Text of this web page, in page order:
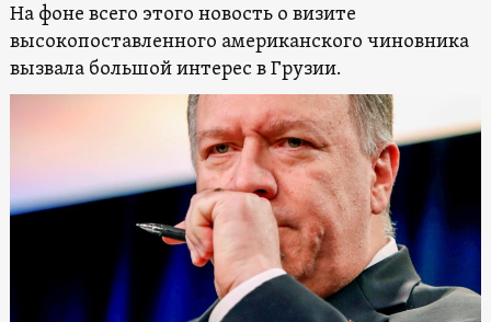
На фоне всего этого новость о визите
высокопоставленного американского чиновника
вызвала большой интерес в Грузии.